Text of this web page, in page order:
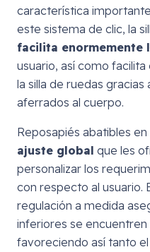
característica
este sistema de clic, la
facilita enormemente
usuario, así como
la silla de ruedas
aferrados al cuerpo.
Reposapiés abatibles
ajuste global que les
personalizar los
con respecto al usuario.
regulación a medida
inferiores se encuentren
favoreciendo así tanto